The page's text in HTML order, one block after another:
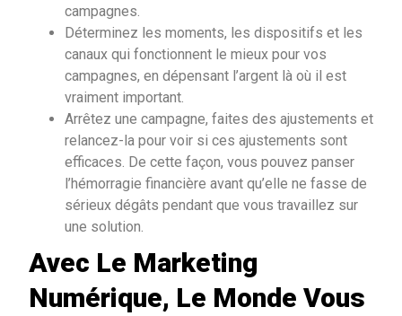
campagnes.
Déterminez les moments, les dispositifs et les
canaux qui fonctionnent le mieux pour vos
campagnes, en dépensant l’argent là où il est
vraiment important.
Arrêtez une campagne, faites des ajustements et
relancez-la pour voir si ces ajustements sont
efficaces. De cette façon, vous pouvez panser
l’hémorragie financière avant qu’elle ne fasse de
sérieux dégâts pendant que vous travaillez sur
une solution.
Avec Le Marketing
Numérique, Le Monde Vous